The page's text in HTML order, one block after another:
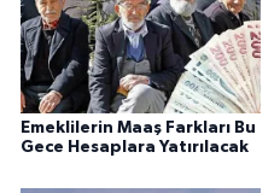
Emeklilerin Maaş Farkları Bu
Gece Hesaplara Yatırılacak